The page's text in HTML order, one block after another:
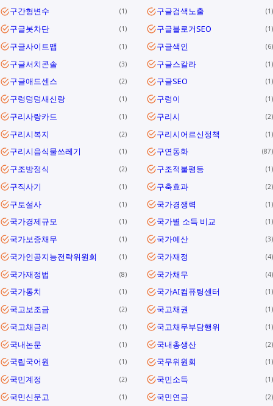
구간형변수 1 구글검색노출 1
구글봇차단 1 구글블로거SEO 1
구글사이트맵 1 구글색인 6
구글서치콘솔 3 구글스칼라 1
구글애드센스 2 구글SEO 1
구렁덩덩새신랑 1 구렁이 1
구리사랑카드 1 구리시 2
구리시복지 2 구리시어르신정책 1
구리시음식물쓰레기 1 구연동화 87
구조방정식 2 구조적불평등 1
구직사기 1 구축효과 2
구토설사 1 국가경쟁력 1
국가경제규모 1 국가별 소득 비교 1
국가보증채무 1 국가예산 3
국가인공지능전략위원회 1 국가재정 4
국가재정법 8 국가채무 4
국가통치 1 국가AI컴퓨팅센터 1
국고보조금 2 국고채권 1
국고채금리 1 국고채무부담행위 1
국내논문 1 국내총생산 2
국립국어원 1 국무위원회 1
국민계정 2 국민소득 1
국민신문고 1 국민연금 2